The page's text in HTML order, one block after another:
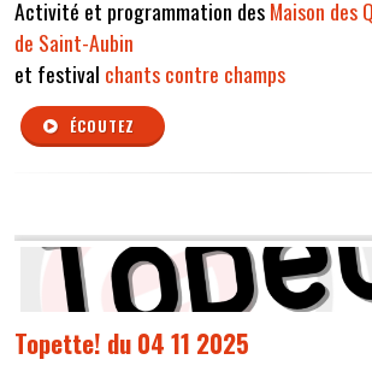
Activité et programmation desMaison des
de Saint-Aubin
et festival chants contre champs
ÉCOUTEZ
Topette! du 04 11 2025